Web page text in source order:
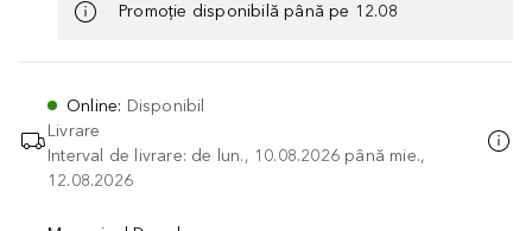
Promoție disponibilă până pe 12.08
Online: Disponibil
Livrare
Interval de livrare: de lun., 10.08.2026 până mie.,
12.08.2026